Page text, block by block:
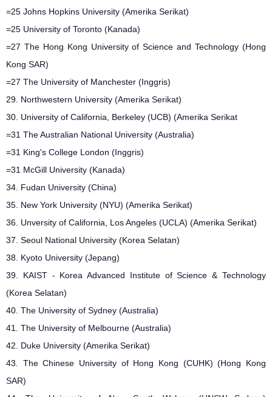
=25 Johns Hopkins University (Amerika Serikat)
=25 University of Toronto (Kanada)
=27 The Hong Kong University of Science and Technology (Hong
Kong SAR)
=27 The University of Manchester (Inggris)
29. Northwestern University (Amerika Serikat)
30. University of California, Berkeley (UCB) (Amerika Serikat
=31 The Australian National University (Australia)
=31 King's College London (Inggris)
=31 McGill University (Kanada)
34. Fudan University (China)
35. New York University (NYU) (Amerika Serikat)
36. Unversity of California, Los Angeles (UCLA) (Amerika Serikat)
37. Seoul National University (Korea Selatan)
38. Kyoto University (Jepang)
39. KAIST - Korea Advanced Institute of Science & Technology
(Korea Selatan)
40. The University of Sydney (Australia)
41. The University of Melbourne (Australia)
42. Duke University (Amerika Serikat)
43. The Chinese University of Hong Kong (CUHK) (Hong Kong
SAR)